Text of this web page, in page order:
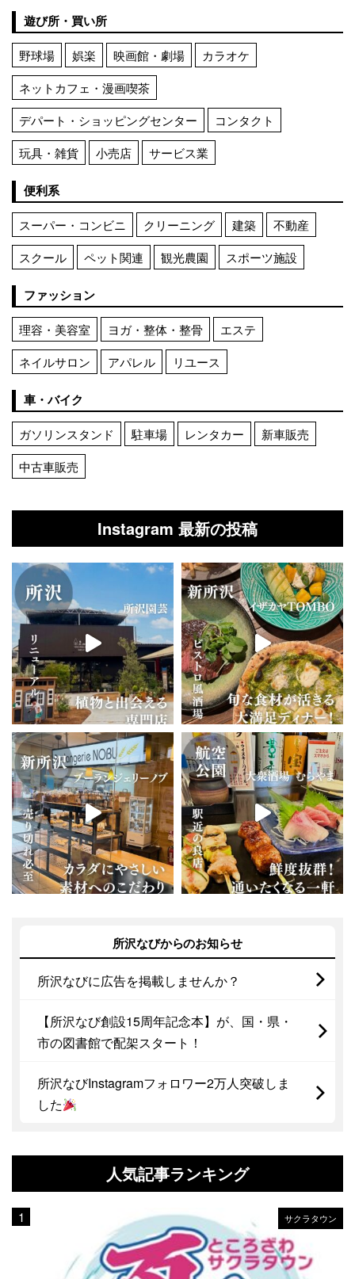
遊び所・買い所
野球場 娯楽 映画館・劇場
カラオケ
ネットカフェ・漫画喫茶
デパート・ショッピングセンター
コンタクト
玩具・雑貨
小売店 サービス業
便利系
スーパー・コンビニ クリーニング 建築
不動産
スクール
ペット関連 観光農園 スポーツ施設
ファッション
理容・美容室 ヨガ・整体・整骨
エステ
ネイルサロン
アパレル リユース
車・バイク
ガソリンスタンド 駐車場 レンタカー
新車販売
中古車販売
Instagram 最新の投稿
所沢なびからのお知らせ
所沢なびに広告を掲載しませんか？
【所沢なび創設15周年記念本】が、国・県・
市の図書館で配架スタート！
所沢なびInstagramフォロワー2万人突破しま
した
人気記事ランキング
サクラタウン